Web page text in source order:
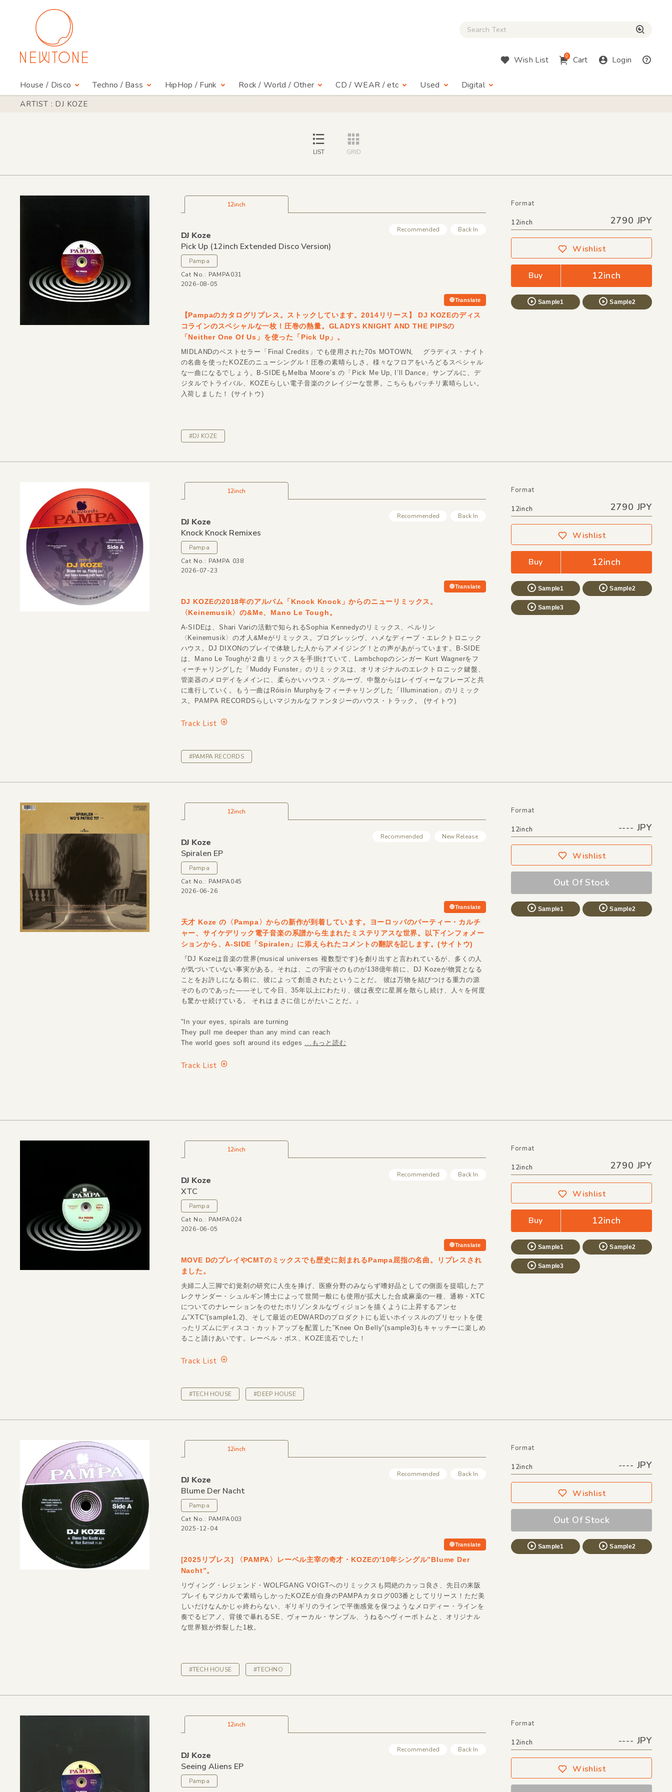
Close Search box
Wish List 0 Cart Login
House / Disco Techno / Bass HipHop / Funk Rock / World / Other CD / WEAR / etc Used Digital
ARTIST : DJ KOZE
LIST GRID
12inch
Recommended Back In
DJ Koze
Pick Up (12inch Extended Disco Version)
Pampa
Cat No.: PAMPA031
2026-08-05
Translate
Format
12inch 2790 JPY
Wishlist
Buy 12inch
Sample1 Sample2
【Pampaのカタログリプレス。ストックしています。2014リリース】 DJ KOZEのディス
コラインのスペシャルな一枚！圧巻の熱量。GLADYS KNIGHT AND THE PIPSの
「Neither One Of Us」を使った「Pick Up」。
MIDLANDのベストセラー「Final Credits」でも使用された70s MOTOWN, グラディス・ナイト
の名曲を使ったKOZEのニューシングル！圧巻の素晴らしさ。様々なフロアをいろどるスペシャル
な一曲になるでしょう。B-SIDEもMelba Moore’s の「Pick Me Up, I’ll Dance」サンプルに、デ
ジタルでトライバル、KOZEらしい電子音楽のクレイジーな世界。こちらもバッチリ素晴らしい。
入荷しました！ (サイトウ)
#DJ KOZE
12inch
Recommended Back In
DJ Koze
Knock Knock Remixes
Pampa
Cat No.: PAMPA 038
2026-07-23
Translate
Format
12inch 2790 JPY
Wishlist
Buy 12inch
Sample1 Sample2
Sample3
DJ KOZEの2018年のアルバム「Knock Knock」からのニューリミックス。
〈Keinemusik〉の&Me、Mano Le Tough。
A-SIDEは、Shari Variの活動で知られるSophia Kennedyのリミックス、ベルリン
〈Keinemusik〉の才人&Meがリミックス。プログレッシヴ、ハメなディープ・エレクトロニック
ハウス。DJ DIXONのプレイで体験した人からアメイジング！との声があがっています。B-SIDE
は、Mano Le Toughが２曲リミックスを手掛けていて、Lambchopのシンガー Kurt Wagnerをフ
ィーチャリングした「Muddy Funster」のリミックスは、オリオジナルのエレクトロニック鍵盤、
管楽器のメロデイをメインに、柔らかいハウス・グルーヴ、中盤からはレイヴィーなフレーズと共
に進行していく。もう一曲はRóisín Murphyをフィーチャリングした「Illumination」のリミック
ス。PAMPA RECORDSらしいマジカルなファンタジーのハウス・トラック。 (サイトウ)
Track List
#PAMPA RECORDS
12inch
Recommended New Release
DJ Koze
Spiralen EP
Pampa
Cat No.: PAMPA045
2026-06-26
Translate
Format
12inch ---- JPY
Wishlist
Out Of Stock
Sample1 Sample2
天才 Koze の〈Pampa〉からの新作が到着しています。ヨーロッパのパーティー・カルチ
ャー、サイケデリック電子音楽の系譜から生まれたミステリアスな世界。以下インフォメー
ションから、A-SIDE「Spiralen」に添えられたコメントの翻訳を記します。(サイトウ)
『DJ Kozeは音楽の世界(musical universes 複数型です)を創り出すと言われているが、多くの人
が気づいていない事実がある。それは、この宇宙そのものが138億年前に、DJ Kozeが物質となる
ことをお許しになる前に、彼によって創造されたということだ。 彼は万物を結びつける重力の源
そのものであった――そして今日、35年以上にわたり、彼は夜空に星屑を散らし続け、人々を何度
も驚かせ続けている。 それはまさに信じがたいことだ。』
"In your eyes, spirals are turning
They pull me deeper than any mind can reach
The world goes soft around its edges
...もっと読む
Track List
12inch
Recommended Back In
DJ Koze
XTC
Pampa
Cat No.: PAMPA024
2026-06-05
Translate
Format
12inch 2790 JPY
Wishlist
Buy 12inch
Sample1 Sample2
Sample3
MOVE DのプレイやCMTのミックスでも歴史に刻まれるPampa屈指の名曲。リプレスされ
ました。
夫婦二人三脚で幻覚剤の研究に人生を捧げ、医療分野のみならず嗜好品としての側面を提唱したア
レクサンダー・シュルギン博士によって世間一般にも使用が拡大した合成麻薬の一種、通称・XTC
についてのナレーションをのせたホリゾンタルなヴィジョンを描くように上昇するアンセ
ム”XTC”(sample1,2)、そして最近のEDWARDのプロダクトにも近いホイッスルのプリセットを使
ったリズムにディスコ・カットアップを配置した”Knee On Belly”(sample3)もキャッチーに楽しめ
ること請けあいです。レーベル・ボス、KOZE流石でした！
Track List
#TECH HOUSE #DEEP HOUSE
12inch
Recommended Back In
DJ Koze
Blume Der Nacht
Pampa
Cat No.: PAMPA003
2025-12-04
Translate
Format
12inch ---- JPY
Wishlist
Out Of Stock
Sample1 Sample2
[2025リプレス] 〈PAMPA〉レーベル主宰の奇才・KOZEの'10年シングル”Blume Der
Nacht”。
リヴィング・レジェンド・WOLFGANG VOIGTへのリミックスも悶絶のカッコ良さ、先日の来阪
プレイもマジカルで素晴らしかったKOZEが自身のPAMPAカタログ003番としてリリース！ただ美
しいだけなんかじゃ終わらない、ギリギリのラインで平衡感覚を保つようなメロディー・ラインを
奏でるピアノ、背後で暴れるSE、ヴォーカル・サンプル、うねるヘヴィーボトムと、オリジナル
な世界観が炸裂した1枚。
#TECH HOUSE #TECHNO
12inch
Recommended Back In
DJ Koze
Seeing Aliens EP
Pampa
Format
12inch ---- JPY
Wishlist